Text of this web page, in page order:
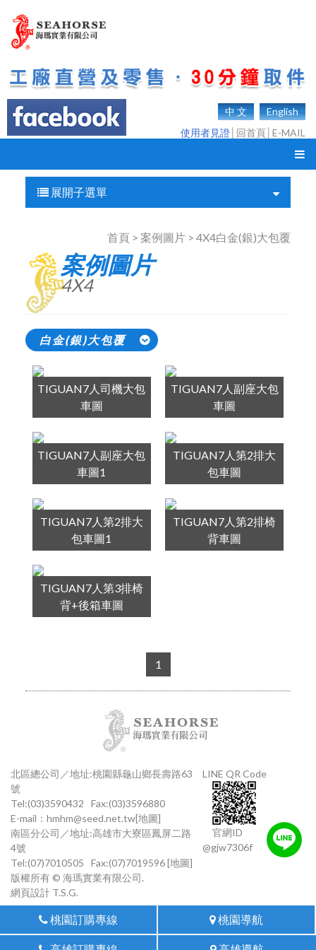
中 文
English
使用者見證 回首頁 E-MAIL
展開子選單
首頁 > 案例圖片 > 4X4白金(銀)大包覆
案例圖片
4X4
白金(銀)大包覆
TIGUAN7人司機大包
車圖
TIGUAN7人副座大包
車圖
TIGUAN7人副座大包
車圖1
TIGUAN7人第2排大
包車圖
TIGUAN7人第2排大
包車圖1
TIGUAN7人第2排椅
背車圖
TIGUAN7人第3排椅
背+後箱車圖
1
北區總公司／地址:桃園縣龜山鄉長壽路63
號
Tel:(03)3590432
Fax:(03)3596880
E-mail： hmhm@seed.net.tw[地圖]
南區分公司／地址:高雄市大寮區鳳屏二路
4號
Tel:(07)7010505
Fax:(07)7019596[地圖]
版權所有 © 海瑪實業有限公司.
網頁設計 T.S.G.
LINE QR Code
官網ID
@gjw7306f
桃園訂購專線 桃園導航